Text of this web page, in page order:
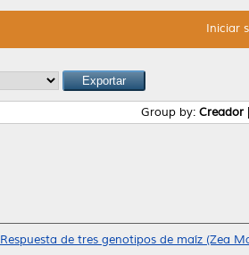
Iniciar
Group by: Creador
Respuesta de tres genotipos de maíz (Zea